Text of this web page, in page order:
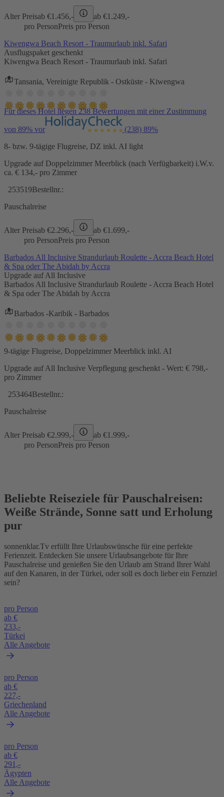
Alter Preisab €1.456,- ab €1.249,-
pro PersonPreis pro Person
Kiwengwa Beach Resort - Traumurlaub inkl. Safari
Ausflugspaket geschenkt
Kiwengwa Beach Resort - Traumurlaub inkl. Safari
Tansania, Vereinigte Republik - Ostküste - Kiwengwa
Für dieses Hotel liegen 238 Bewertungen mit einer Zustimmung
von 89% vor (238) 89%
8- bzw. 9-tägige Flugreise, DZ inkl. AI light
Upgrade auf Doppelzimmer Meerblick (nach Verfügbarkeit) i.W.v.
ca. € 134,- pro Zimmer
253519Bestellnr.:
Pauschalreise
Alter Preisab €2.296,- ab €1.699,-
pro PersonPreis pro Person
Barbados All Inclusive Strandurlaub Roulette - Accra Beach Hotel
& Spa oder The Abidah by Accra
Upgrade auf All Inclusive
Barbados All Inclusive Strandurlaub Roulette - Accra Beach Hotel
& Spa oder The Abidah by Accra
Barbados -Karibik - Barbados
9-tägige Flugreise, Doppelzimmer Meerblick inkl. AI
Upgrade auf All Inclusive Verpflegung geschenkt - Wert: € 798,-
pro Zimmer
253464Bestellnr.:
Pauschalreise
Alter Preisab €2.999,- ab €1.999,-
pro PersonPreis pro Person
Beliebte Reiseziele für Pauschalreisen:
Weiße Strände, Sonne satt und Erholung
pur
sonnenklar.Tv erfüllt Ihre Urlaubswünsche für eine perfekte
Ferienzeit. Entdecken Sie unsere Urlaubsangebote für Ihre
Pauschalreise und genießen Sie den Urlaub am Strand Ihrer Wahl
auf den Kanaren, in der Türkei, oder soll es doch lieber ein Fernziel
sein?
pro Person
ab €
233,-
Türkei
Alle Angebote
pro Person
ab €
227,-
Griechenland
Alle Angebote
pro Person
ab €
291,-
Ägypten
Alle Angebote